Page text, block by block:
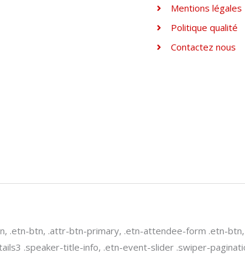
Mentions légales
Politique qualité
Contactez nous
.etn-btn, .attr-btn-primary, .etn-attendee-form .etn-
.speaker-title-info, .etn-event-slider .swiper-